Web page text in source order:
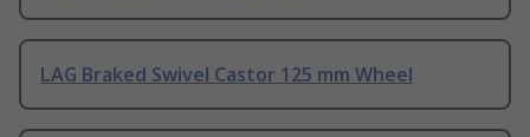
LAG Braked Swivel Castor 125 mm Wheel